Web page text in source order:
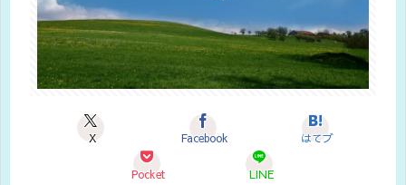
X Facebook はてブ
Pocket LINE